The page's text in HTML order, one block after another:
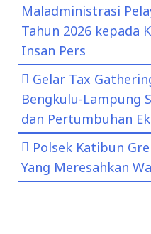
Maladministrasi
Tahun 2026 kepada
Insan Pers
Gelar Tax
Bengkulu-Lampung
dan Pertumbuhan
Polsek Katibun
Yang Meresahkan